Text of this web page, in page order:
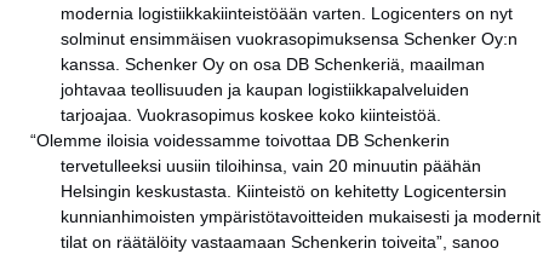
modernia logistiikkakiinteistöään varten. Logicenters on nyt
solminut ensimmäisen vuokrasopimuksensa Schenker Oy:n
kanssa. Schenker Oy on osa DB Schenkeriä, maailman
johtavaa teollisuuden ja kaupan logistiikkapalveluiden
tarjoajaa. Vuokrasopimus koskee koko kiinteistöä.
“Olemme iloisia voidessamme toivottaa DB Schenkerin
tervetulleeksi uusiin tiloihinsa, vain 20 minuutin päähän
Helsingin keskustasta. Kiinteistö on kehitetty Logicentersin
kunnianhimoisten ympäristötavoitteiden mukaisesti ja modernit
tilat on räätälöity vastaamaan Schenkerin toiveita”, sanoo